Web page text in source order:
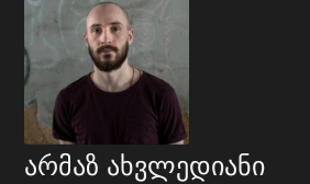
არმაზ ახვლედიანი